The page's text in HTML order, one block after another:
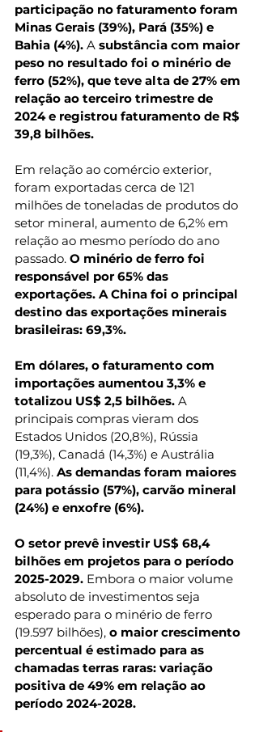
participação no faturamento foram
Minas Gerais (39%), Pará (35%) e
Bahia (4%). A substância com maior
peso no resultado foi o minério de
ferro (52%), que teve alta de 27% em
relação ao terceiro trimestre de
2024 e registrou faturamento de R$
39,8 bilhões.
Em relação ao comércio exterior,
foram exportadas cerca de 121
milhões de toneladas de produtos do
setor mineral, aumento de 6,2% em
relação ao mesmo período do ano
passado. O minério de ferro foi
responsável por 65% das
exportações. A China foi o principal
destino das exportações minerais
brasileiras: 69,3%.
Em dólares, o faturamento com
importações aumentou 3,3% e
totalizou US$ 2,5 bilhões. A
principais compras vieram dos
Estados Unidos (20,8%), Rússia
(19,3%), Canadá (14,3%) e Austrália
(11,4%). As demandas foram maiores
para potássio (57%), carvão mineral
(24%) e enxofre (6%).
O setor prevê investir US$ 68,4
bilhões em projetos para o período
2025-2029. Embora o maior volume
absoluto de investimentos seja
esperado para o minério de ferro
(19.597 bilhões), o maior crescimento
percentual é estimado para as
chamadas terras raras: variação
positiva de 49% em relação ao
período 2024-2028.